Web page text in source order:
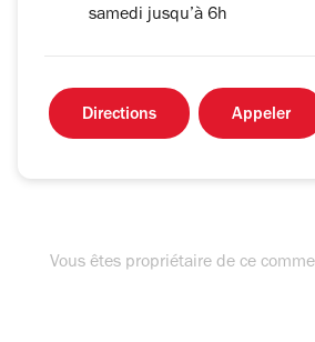
samedi jusqu’à 6h
Directions Appeler
Vous êtes propriétaire de ce